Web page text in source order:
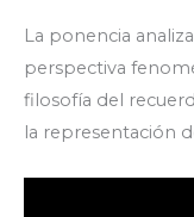
La ponencia
perspectiva
filosofía del
la representación